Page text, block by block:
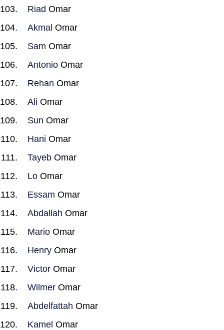
Riad Omar
Akmal Omar
Sam Omar
Antonio Omar
Rehan Omar
Ali Omar
Sun Omar
Hani Omar
Tayeb Omar
Lo Omar
Essam Omar
Abdallah Omar
Mario Omar
Henry Omar
Victor Omar
Wilmer Omar
Abdelfattah Omar
Kamel Omar